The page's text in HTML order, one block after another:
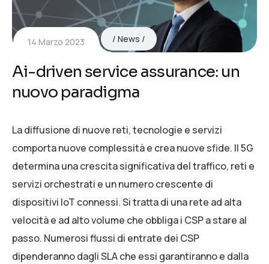
14 Marzo 2023 News
Ai-driven service assurance: un
nuovo paradigma
La diffusione di nuove reti, tecnologie e servizi
comporta nuove complessità e crea nuove sfide. Il 5G
determina una crescita significativa del traffico, reti e
servizi orchestrati e un numero crescente di
dispositivi IoT connessi. Si tratta di una rete ad alta
velocità e ad alto volume che obbliga i CSP a stare al
passo. Numerosi flussi di entrate dei CSP
dipenderanno dagli SLA che essi garantiranno e dalla